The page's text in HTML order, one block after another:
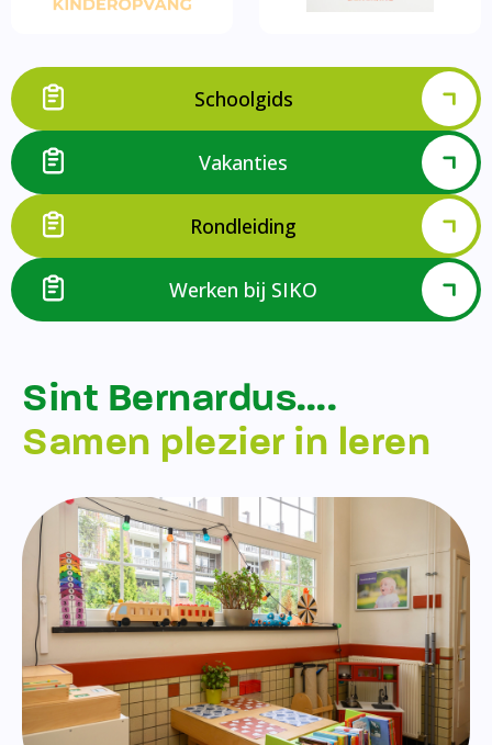
Schoolgids
Vakanties
Rondleiding
Werken bij SIKO
Sint Bernardus….
Samen plezier in leren